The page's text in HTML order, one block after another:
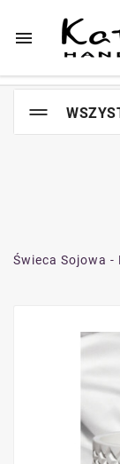

Świeca Sojowa